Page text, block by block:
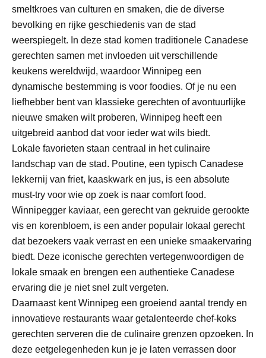
smeltkroes van culturen en smaken, die de diverse
bevolking en rijke geschiedenis van de stad
weerspiegelt. In deze stad komen traditionele Canadese
gerechten samen met invloeden uit verschillende
keukens wereldwijd, waardoor Winnipeg een
dynamische bestemming is voor foodies. Of je nu een
liefhebber bent van klassieke gerechten of avontuurlijke
nieuwe smaken wilt proberen, Winnipeg heeft een
uitgebreid aanbod dat voor ieder wat wils biedt.
Lokale favorieten staan centraal in het culinaire
landschap van de stad. Poutine, een typisch Canadese
lekkernij van friet, kaaskwark en jus, is een absolute
must-try voor wie op zoek is naar comfort food.
Winnipegger kaviaar, een gerecht van gekruide gerookte
vis en korenbloem, is een ander populair lokaal gerecht
dat bezoekers vaak verrast en een unieke smaakervaring
biedt. Deze iconische gerechten vertegenwoordigen de
lokale smaak en brengen een authentieke Canadese
ervaring die je niet snel zult vergeten.
Daarnaast kent Winnipeg een groeiend aantal trendy en
innovatieve restaurants waar getalenteerde chef-koks
gerechten serveren die de culinaire grenzen opzoeken. In
deze eetgelegenheden kun je je laten verrassen door